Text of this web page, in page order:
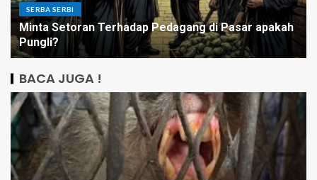
SERBA SERBI
Minta Setoran Terhadap Pedagang di Pasar apakah
Pungli?
BACA JUGA !